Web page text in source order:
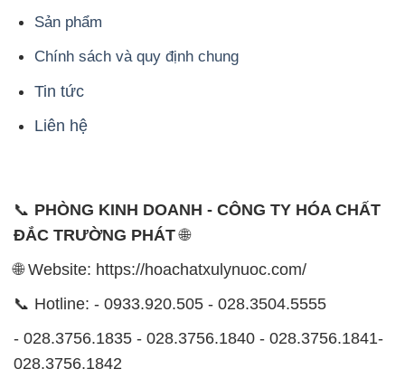
Liên hệ
📞
PHÒNG KINH DOANH - CÔNG TY HÓA CHẤT
ĐẮC TRƯỜNG PHÁT
- 028.3756.1835 - 028.3756.1840 - 028.3756.1841-
0902.765.866
📧 Email: hoachat@dactruongphat.vn